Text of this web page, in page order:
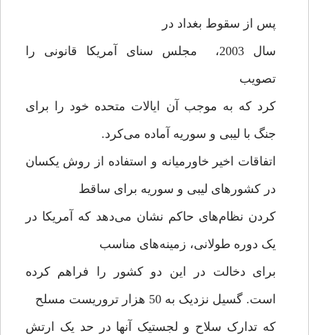
پس از سقوط بغداد در
سال 2003، مجلس سنای آمریکا قانونی را
تصویب
کرد که به موجب آن ایالات متحده خود را برای
جنگ با لیبی و سوریه آماده می‌کرد.
اتفاقات اخیر خاورمیانه و استفاده از روش یکسان
در کشورهای لیبی و سوریه برای ساقط
کردن نظام‌های حاکم نشان می‌دهد که آمریکا در
یک دوره طولانی، زمینه‌های مناسب
برای دخالت در این دو کشور را فراهم کرده
است. گسیل نزدیک به 50 هزار تروریست مسلح
که تدارک سلاح و لجستیک آنها در حد یک ارتش